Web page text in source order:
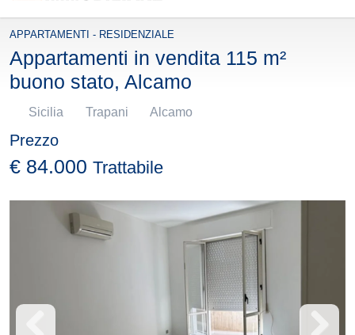
APPARTAMENTI - RESIDENZIALE
Appartamenti in vendita 115 m²
buono stato, Alcamo
Sicilia Trapani Alcamo
Prezzo
€ 84.000 Trattabile